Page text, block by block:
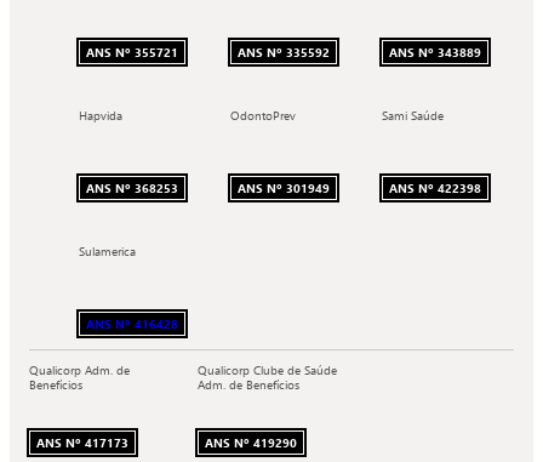
ANS Nº 355721 ANS Nº 335592 ANS Nº 343889
Hapvida
ANS Nº 368253
OdontoPrev
ANS Nº 301949
Sami Saúde
ANS Nº 422398
Sulamerica
ANS Nº 416428
Qualicorp Adm. de
Benefícios
ANS Nº 417173
Qualicorp Clube de Saúde
Adm. de Benefícios
ANS Nº 419290